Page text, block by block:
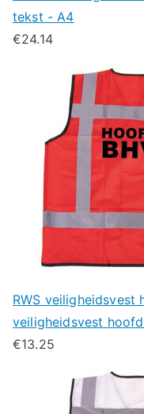
tekst - A4
€24.14
RWS veiligheidsvest
veiligheidsvest
€13.25